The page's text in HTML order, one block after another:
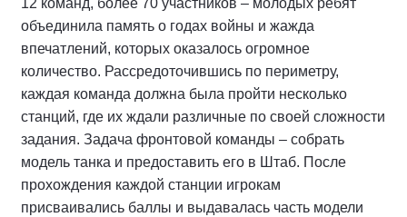
12 команд, более 70 участников – молодых ребят
объединила память о годах войны и жажда
впечатлений, которых оказалось огромное
количество. Рассредоточившись по периметру,
каждая команда должна была пройти несколько
станций, где их ждали различные по своей сложности
задания. Задача фронтовой команды – собрать
модель танка и предоставить его в Штаб. После
прохождения каждой станции игрокам
присваивались баллы и выдавалась часть модели